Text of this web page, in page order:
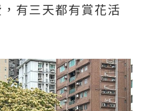
有三天都有賞花活